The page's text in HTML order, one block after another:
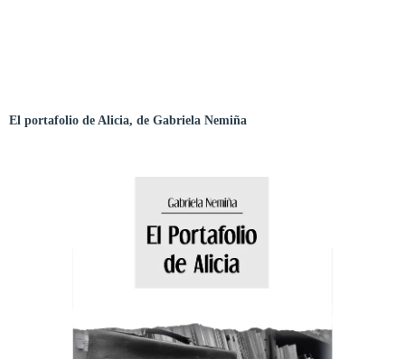
El portafolio de Alicia, de Gabriela Nemiña